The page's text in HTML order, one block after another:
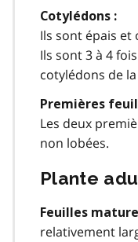
Cotylédons :
Ils sont épais et
Ils sont 3 à 4
cotylédons de
Premières
Les deux
non lobées.
Plante
Feuilles
relativement